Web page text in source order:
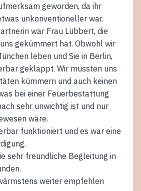
geworden, da ihr
unkonventioneller war.
war Frau Lübbert, die
gekümmert hat. Obwohl wir
leben und Sie in Berlin,
geklappt. Wir mussten uns
kümmern und auch keinen
bei einer Feuerbestattung
sehr unwichtig ist und nur
wäre.
funktioniert und es war eine
sehr freundliche Begleitung in
weiter empfehlen